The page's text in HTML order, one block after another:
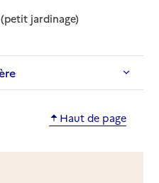
jardinage): disponible
: non disponible
Haut de page